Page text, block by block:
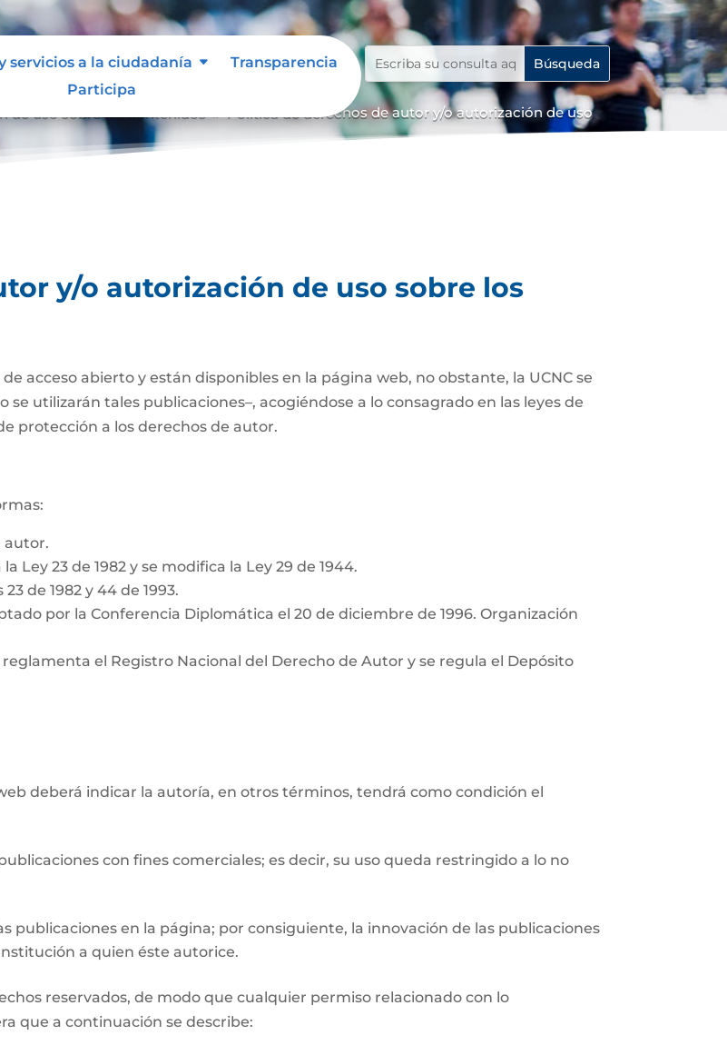
servicios a la ciudadanía
Transparencia
Participa
Política de derechos de autor y/o autorización de uso
y/o autorización de uso sobre los
acceso abierto y están disponibles en la página web, no obstante, la UCNC se
utilizarán tales publicaciones–, acogiéndose a lo consagrado en las leyes de
protección a los derechos de autor.
autor.
Ley 23 de 1982 y se modifica la Ley 29 de 1944.
de 1982 y 44 de 1993.
por la Conferencia Diplomática el 20 de diciembre de 1996. Organización
reglamenta el Registro Nacional del Derecho de Autor y se regula el Depósito
deberá indicar la autoría, en otros términos, tendrá como condición el
con fines comerciales; es decir, su uso queda restringido a lo no
publicaciones en la página; por consiguiente, la innovación de las publicaciones
a quien éste autorice.
reservados, de modo que cualquier permiso relacionado con lo
que a continuación se describe: